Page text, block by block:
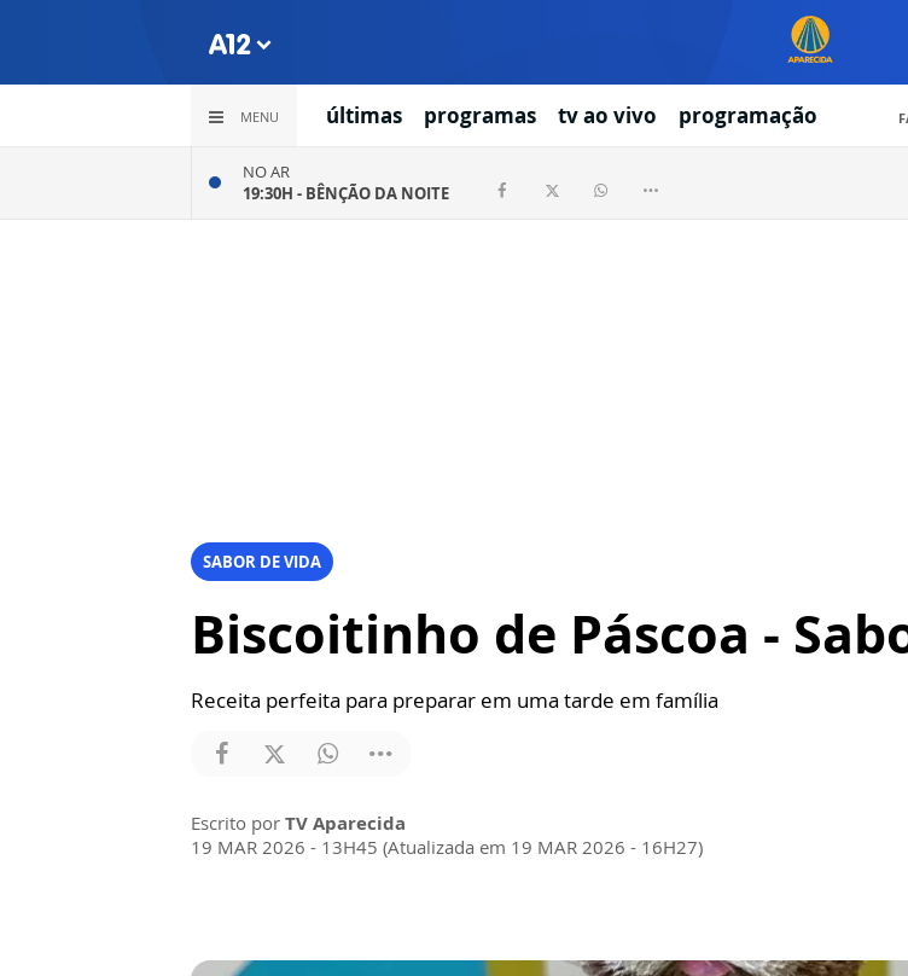
MENU últimas programas tv ao vivo programação
NO AR
19:30H - BÊNÇÃO DA NOITE
SABOR DE VIDA
Biscoitinho de Páscoa -
Receita perfeita para preparar em uma tarde em família
Escrito por TV Aparecida
19 MAR 2026 - 13H45 (Atualizada em 19 MAR 2026 - 16H27)